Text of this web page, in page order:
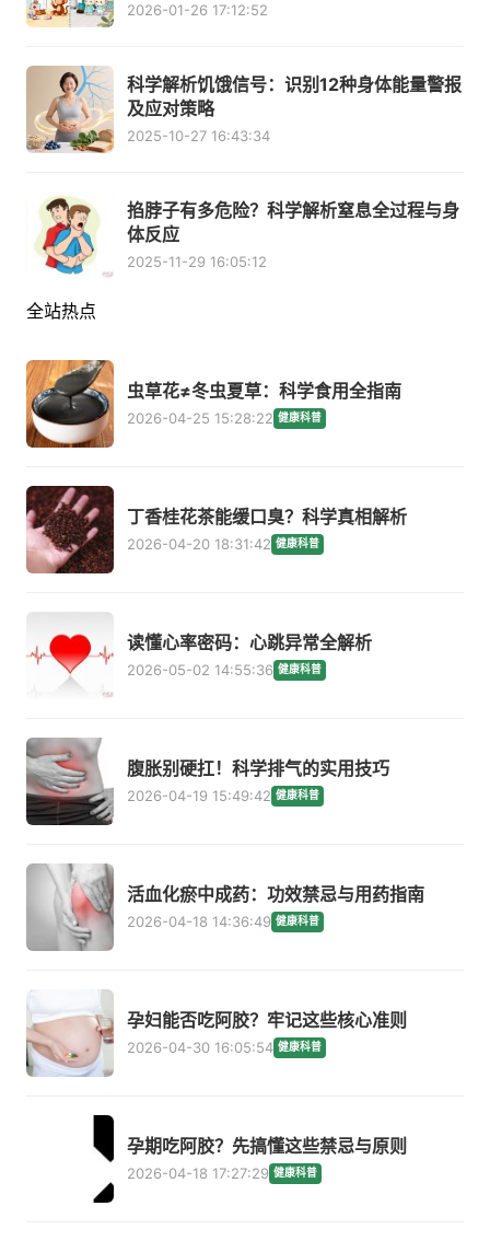
2026-01-26 17:12:52
科学解析饥饿信号：识别12种身体能量警报
及应对策略
2025-10-27 16:43:34
掐脖子有多危险？科学解析窒息全过程与身
体反应
2025-11-29 16:05:12
全站热点
虫草花≠冬虫夏草：科学食用全指南
2026-04-25 15:28:22 健康科普
丁香桂花茶能缓口臭？科学真相解析
2026-04-20 18:31:42 健康科普
读懂心率密码：心跳异常全解析
2026-05-02 14:55:36 健康科普
腹胀别硬扛！科学排气的实用技巧
2026-04-19 15:49:42 健康科普
活血化瘀中成药：功效禁忌与用药指南
2026-04-18 14:36:49 健康科普
孕妇能否吃阿胶？牢记这些核心准则
2026-04-30 16:05:54 健康科普
孕期吃阿胶？先搞懂这些禁忌与原则
2026-04-18 17:27:29 健康科普